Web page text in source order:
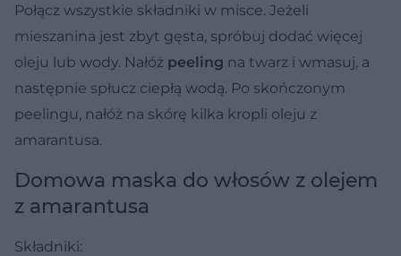
Połącz wszystkie składniki w misce. Jeżeli
mieszanina jest zbyt gęsta, spróbuj dodać więcej
oleju lub wody. Nałóż peeling na twarz i wmasuj, a
następnie spłucz ciepłą wodą. Po skończonym
peelingu, nałóż na skórę kilka kropli oleju z
amarantusa.
Domowa maska do włosów z olejem
z amarantusa
Składniki: